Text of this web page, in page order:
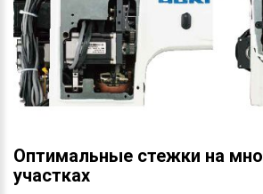
Оптимальные стежки на
участках